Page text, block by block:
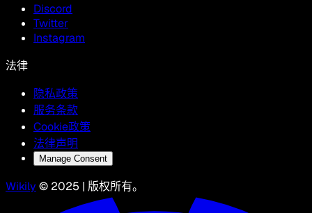
Discord
Twitter
Instagram
法律
隐私政策
服务条款
Cookie政策
法律声明
Manage Consent
Wikily © 2025 | 版权所有。